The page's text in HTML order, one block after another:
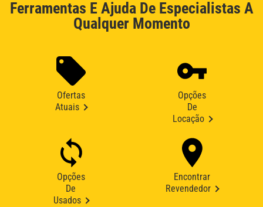
Ferramentas E Ajuda De Especialistas A
Qualquer Momento
Ofertas
Atuais
Opções
De
Locação
Opções
De
Usados
Encontrar
Revendedor